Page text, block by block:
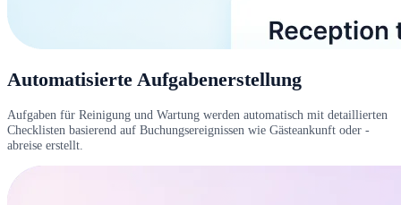
Automatisierte Aufgabenerstellung
Aufgaben für Reinigung und Wartung werden automatisch mit detaillierten
Checklisten basierend auf Buchungsereignissen wie Gästeankunft oder -
abreise erstellt.